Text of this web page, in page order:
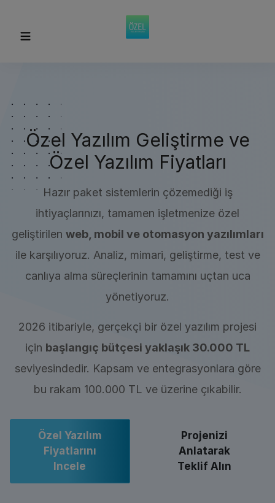
Ana menüyü aç/kapat
Özel Yazılım Geliştirme ve
Özel Yazılım Fiyatları
Hazır paket sistemlerin çözemediği iş
ihtiyaçlarınızı, tamamen işletmenize özel
geliştirilen web, mobil ve otomasyon yazılımları
ile karşılıyoruz. Analiz, mimari, geliştirme, test ve
canlıya alma süreçlerinin tamamını uçtan uca
yönetiyoruz.
2026 itibariyle, gerçekçi bir özel yazılım projesi
için başlangıç bütçesi yaklaşık 30.000 TL
seviyesindedir. Kapsam ve entegrasyonlara göre
bu rakam 100.000 TL ve üzerine çıkabilir.
Özel Yazılım
Fiyatlarını
Incele
Projenizi
Anlatarak
Teklif Alın